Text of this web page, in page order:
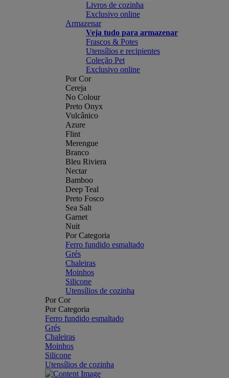
Livros de cozinha
Exclusivo online
Armazenar
Veja tudo para armazenar
Frascos & Potes
Utensílios e recipientes
Coleção Pet
Exclusivo online
Por Cor
Cereja
No Colour
Preto Onyx
Vulcânico
Azure
Flint
Merengue
Branco
Bleu Riviera
Nectar
Bamboo
Deep Teal
Preto Fosco
Sea Salt
Garnet
Nuit
Por Categoria
Ferro fundido esmaltado
Grés
Chaleiras
Moinhos
Silicone
Utensílios de cozinha
Por Cor
Por Categoria
Ferro fundido esmaltado
Grés
Chaleiras
Moinhos
Silicone
Utensílios de cozinha